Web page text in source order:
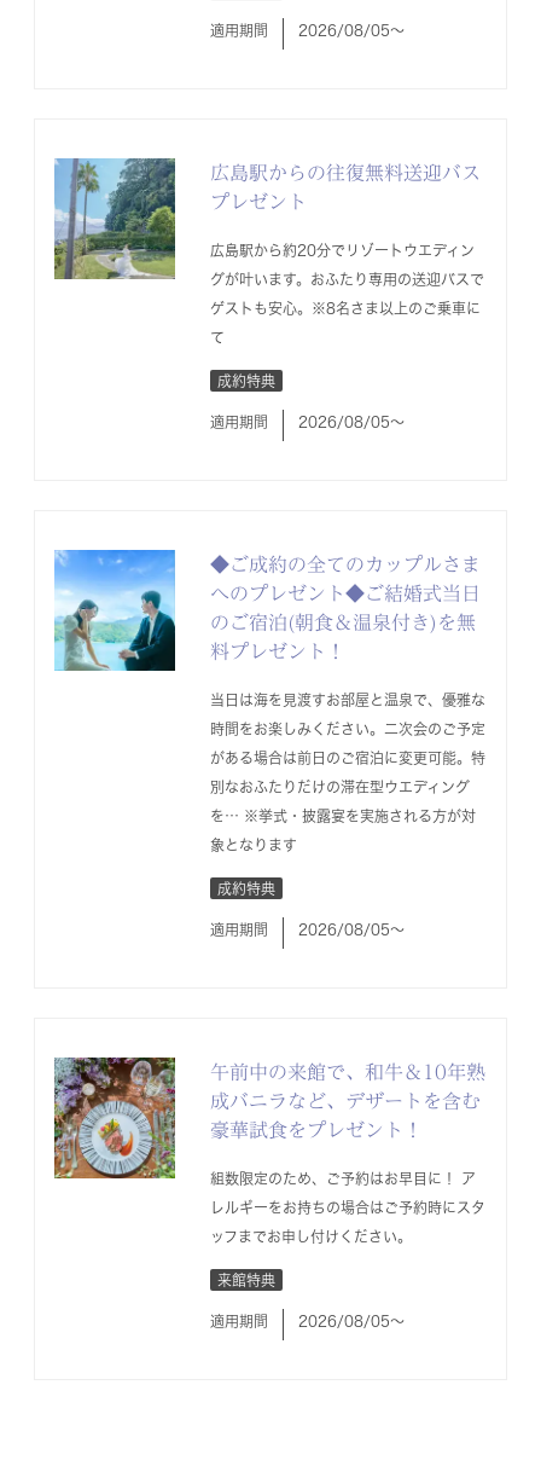
適用期間 2026/08/05〜
広島駅からの往復無料送迎バス
プレゼント
広島駅から約20分でリゾートウエディン
グが叶います。おふたり専用の送迎バスで
ゲストも安心。※8名さま以上のご乗車に
て
成約特典
適用期間 2026/08/05〜
◆ご成約の全てのカップルさま
へのプレゼント◆ご結婚式当日
のご宿泊(朝食＆温泉付き)を無
料プレゼント！
当日は海を見渡すお部屋と温泉で、優雅な
時間をお楽しみください。二次会のご予定
がある場合は前日のご宿泊に変更可能。特
別なおふたりだけの滞在型ウエディング
を… ※挙式・披露宴を実施される方が対
象となります
成約特典
適用期間 2026/08/05〜
午前中の来館で、和牛＆10年熟
成バニラなど、デザートを含む
豪華試食をプレゼント！
組数限定のため、ご予約はお早目に！ ア
レルギーをお持ちの場合はご予約時にスタ
ッフまでお申し付けください。
来館特典
適用期間 2026/08/05〜